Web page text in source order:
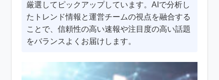
厳選してピックアップしています。AIで分析し
たトレンド情報と運営チームの視点を融合する
ことで、信頼性の高い速報や注目度の高い話題
をバランスよくお届けします。